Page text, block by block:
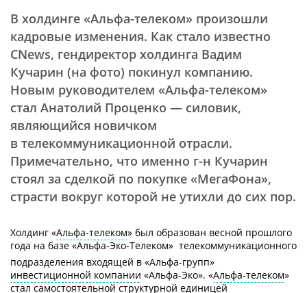
В холдинге «Альфа-телеком» произошли
кадровые изменения. Как стало известно
CNews, гендиректор холдинга Вадим
Кучарин (на фото) покинул компанию.
Новым руководителем «Альфа-телеком»
стал Анатолий Проценко — силовик,
являющийся новичком
в телекоммуникационной отрасли.
Примечательно, что именно г-н Кучарин
стоял за сделкой по покупке «МегаФона»,
страсти вокруг которой не утихли до сих пор.
Холдинг «Альфа-телеком» был образован весной прошлого
года на базе «Альфа-Эко-Телеком»  телекоммуникационного
подразделения входящей в «Альфа-групп»
инвестиционной компании «Альфа-Эко». «Альфа-телеком»
стал самостоятельной структурной единицей